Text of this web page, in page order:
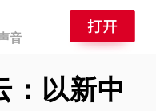
音
：以新中